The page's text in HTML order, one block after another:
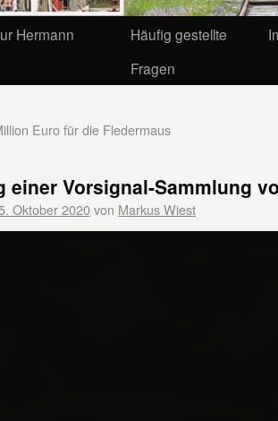
Hermann
Häufig gestellte
Fragen
Euro für die Fledermaus
einer Vorsignal-Sammlung
Oktober 2020von Markus Wiest